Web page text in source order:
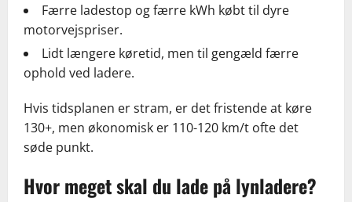
Færre ladestop og færre kWh købt til dyre
motorvejspriser.
Lidt længere køretid, men til gengæld færre
ophold ved ladere.
Hvis tidsplanen er stram, er det fristende at køre
130+, men økonomisk er 110-120 km/t ofte det
søde punkt.
Hvor meget skal du lade på lynladere?